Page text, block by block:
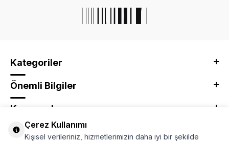
Kategoriler
Önemli Bilgiler
Kurumsal
Adres & İletişim
Çerez Kullanımı
Kişisel verileriniz, hizmetlerimizin daha iyi bir şekilde